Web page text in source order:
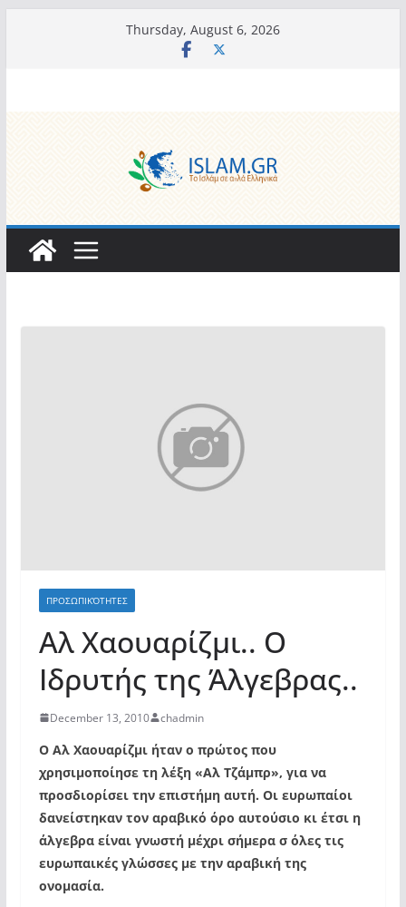
Thursday, August 6, 2026
ΠΡΟΣΩΠΙΚΌΤΗΤΕΣ
Αλ Χαουαρίζμι.. Ο
Ιδρυτής της Άλγεβρας..
December 13, 2010 chadmin
Ο Αλ Χαουαρίζμι ήταν ο πρώτος που
χρησιμοποίησε τη λέξη «Αλ Τζάμπρ», για να
προσδιορίσει την επιστήμη αυτή. Οι ευρωπαίοι
δανείστηκαν τον αραβικό όρο αυτούσιο κι έτσι η
άλγεβρα είναι γνωστή μέχρι σήμερα σ όλες τις
ευρωπαικές γλώσσες με την αραβική της
ονομασία.